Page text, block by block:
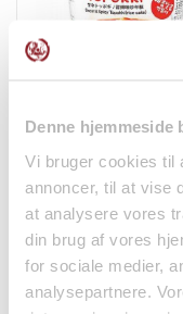
Denne hjemmeside
Vi bruger cookies til
annoncer, til at vise
at analysere vores
din brug af vores
for sociale medier,
analysepartnere.
Stærk Cup 140g
kr37.00